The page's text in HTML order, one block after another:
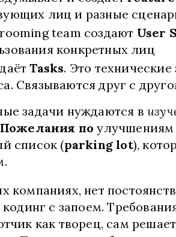
лиц и разные
team создают User
конкретных лиц
Tasks. Это
Связываются друг с
задачи нуждаются в
Пожелания по улучшениям
список (parking lot),
компаниях, нет
кодинг с запоем.
как творец, сам